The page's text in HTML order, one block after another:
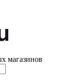
магазинов